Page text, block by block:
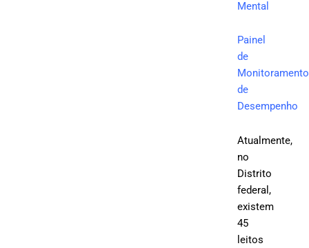
Mental
Painel
de
Monitoramento
de
Desempenho
Atualmente,
no
Distrito
federal,
existem
45
leitos